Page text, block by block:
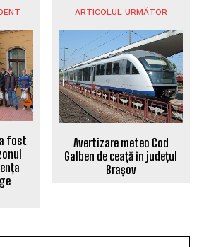
junk, dar costurile
– Analiza unui economist
Cum a fost pusă în
energetică a României
20 de ani, reținut pentru
SIC Brașov în